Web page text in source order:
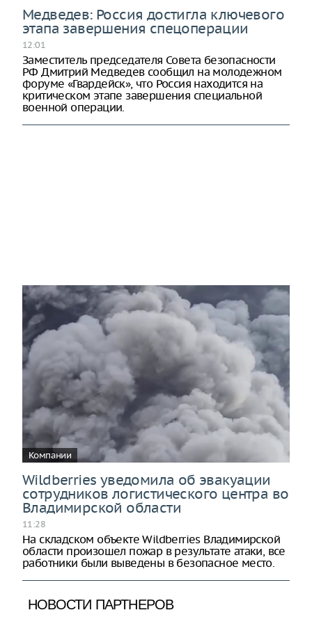
Медведев: Россия достигла ключевого
этапа завершения спецоперации
12:01
Заместитель председателя Совета безопасности
РФ Дмитрий Медведев сообщил на молодежном
форуме «Гвардейск», что Россия находится на
критическом этапе завершения специальной
военной операции.
Компании
Wildberries уведомила об эвакуации
сотрудников логистического центра во
Владимирской области
11:28
На складском объекте Wildberries Владимирской
области произошел пожар в результате атаки, все
работники были выведены в безопасное место.